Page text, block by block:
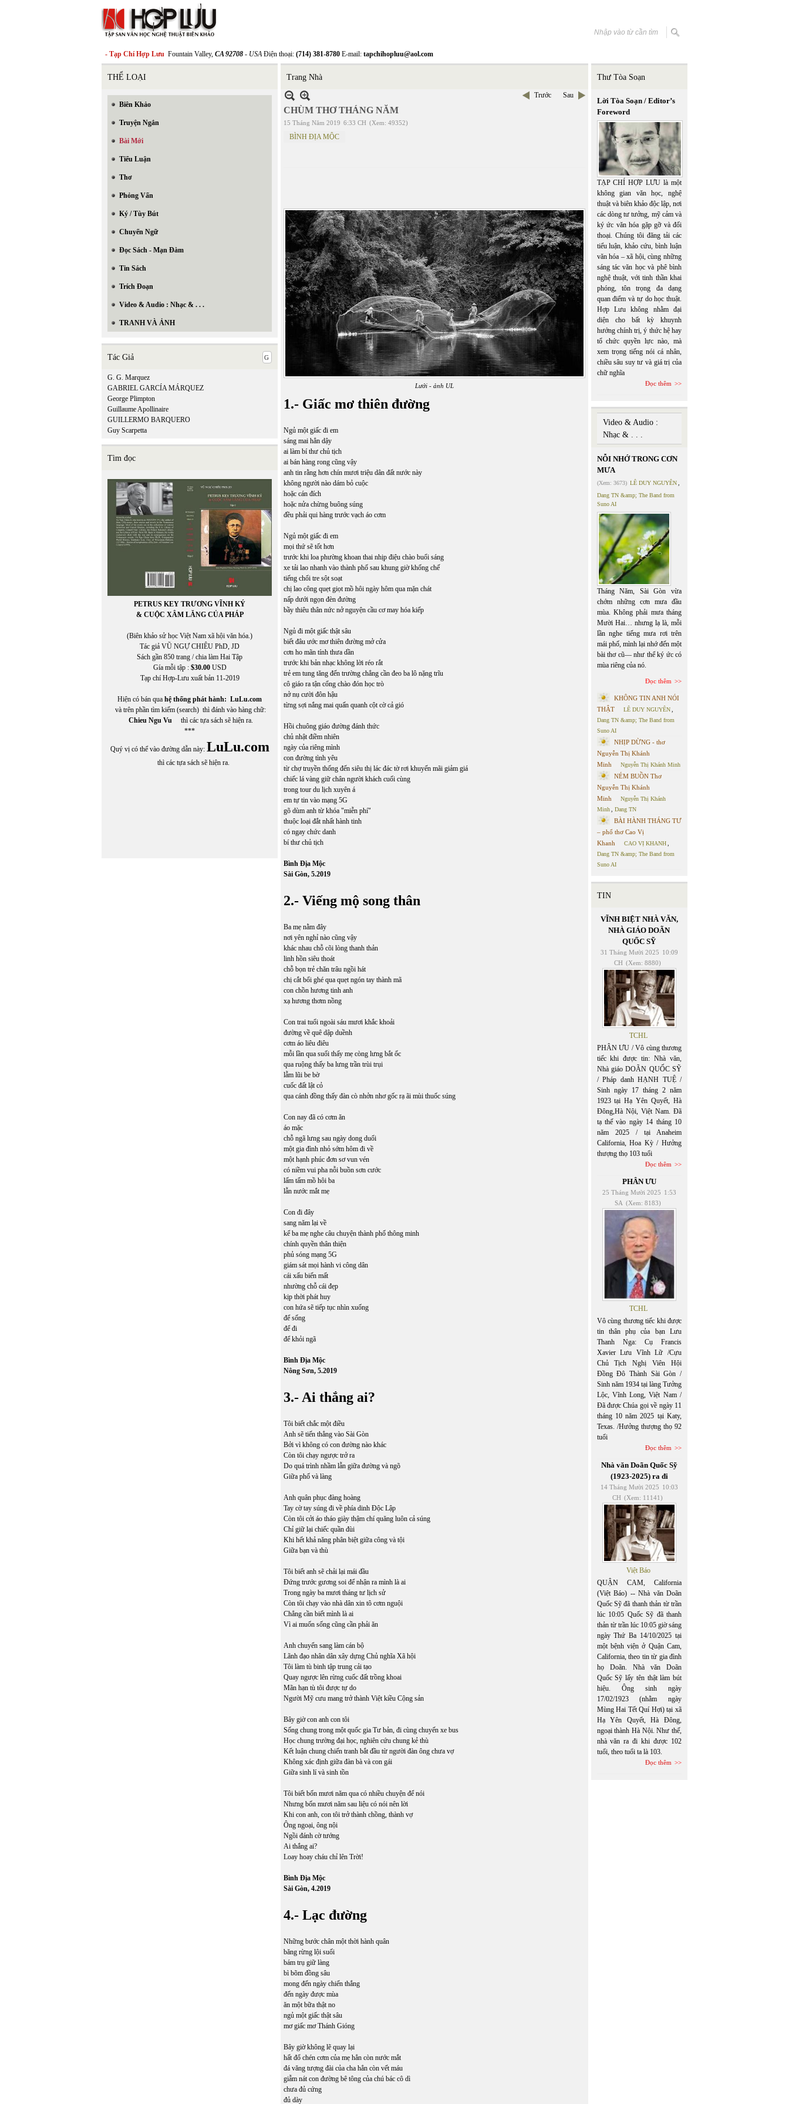
- Tạp Chí Hợp Lưu Fountain Valley, CA 92708 - USAĐiện thoại: (714) 381-8780 E-mail: tapchihopluu@aol.com
THỂ LOẠI
Biên Khảo
Truyện Ngắn
Bài Mới
Tiểu Luận
Thơ
Phỏng Vấn
Ký / Tùy Bút
Chuyển Ngữ
Đọc Sách - Mạn Đàm
Tin Sách
Trích Đoạn
Video & Audio : Nhạc & . . .
TRANH VÀ ẢNH
Tác Giả
G. G. Marquez
GABRIEL GARCÍA MÁRQUEZ
George Plimpton
Guillaume Apollinaire
GUILLERMO BARQUERO
Guy Scarpetta
Tìm đọc
PETRUS KEY TRƯƠNG VĨNH KÝ
& CUỘC XÂM LĂNG CỦA PHÁP
(Biên khảo sử học Việt Nam xã hội văn hóa.)
Tác giả VŨ NGỰ CHIÊU PhD, JD
Sách gần 850 trang / chia làm Hai Tập
Gía mỗi tập : $30.00USD
Tạp chí Hợp-Lưu xuất bản 11-2019
Hiện có bán qua hệ thống phát hành: LuLu.com
và trên phần tìm kiếm (search) thì đánh vào hàng chữ:
Chieu Ngu Vu thì các tựa sách sẽ hiện ra.
***
Quý vị có thể vào đường dẫn này: LuLu.com
thì các tựa sách sẽ hiện ra.
Trang Nhà
Trước Sau
CHÙM THƠ THÁNG NĂM
15 Tháng Năm 2019 6:33 CH (Xem: 49352)
BÌNH ĐỊA MỘC
Lưới - ảnh UL
1.- Giấc mơ thiên đường
Ngủ một giấc đi em
sáng mai hẳn dậy
ai làm bí thư chủ tịch
ai bán hàng rong cũng vậy
anh tin rằng hơn chín mươi triệu dân đất nước này
không người nào dám bỏ cuộc
hoặc cán đích
hoặc nửa chừng buông súng
đều phải qui hàng trước vạch áo cơm
Ngủ một giấc đi em
mọi thứ sẽ tốt hơn
trước khi loa phường khoan thai nhịp điệu chào buổi sáng
xe tải lao nhanh vào thành phố sau khung giờ khống chế
tiếng chổi tre sột soạt
chị lao công quẹt giọt mồ hôi ngày hôm qua mặn chát
nấp dưới ngọn đèn đường
bầy thiêu thân nức nở nguyện cầu cơ may hóa kiếp
Ngủ đi một giấc thật sâu
biết đâu ước mơ thiên đường mở cửa
cơn ho mãn tính thưa dần
trước khi bản nhạc không lời réo rắt
trẻ em tung tăng đến trường chẳng cần đeo ba lô nặng trĩu
cô giáo ra tận cổng chào đón học trò
nở nụ cười đôn hậu
từng sợi nắng mai quấn quanh cột cờ cả gió
Hồi chuông giáo đường đánh thức
chủ nhật điềm nhiên
ngày của riêng mình
con đường tình yêu
từ chợ truyền thống đến siêu thị lác đác tờ rơi khuyến mãi giảm giá
chiếc lá vàng giữ chân người khách cuối cùng
trong tour du lịch xuyên á
em tự tin vào mạng 5G
gõ dùm anh từ khóa "miễn phí"
thuộc loại đắt nhất hành tinh
có ngay chức danh
bí thư chủ tịch
Bình Địa Mộc
Sài Gòn, 5.2019
2.- Viếng mộ song thân
Ba mẹ nằm đây
nơi yên nghỉ nào cũng vậy
khác nhau chỗ cõi lòng thanh thản
linh hồn siêu thoát
chỗ bọn trẻ chăn trâu ngồi hát
chị cắt bổi ghé qua quẹt ngón tay thành mã
con chồn hương tinh anh
xạ hương thơm nồng
Con trai tuổi ngoài sáu mươi khắc khoải
đường về quê dập duềnh
cơm áo liêu điêu
mỗi lần qua suối thấy mẹ còng lưng bắt ốc
qua ruộng thấy ba lưng trần trùi trụi
lẫm lũi be bờ
cuốc đất lật cỏ
qua cánh đồng thấy đàn cò nhởn nhơ gốc rạ ãi mùi thuốc súng
Con nay đã có cơm ăn
áo mặc
chỗ ngã lưng sau ngày dong duổi
một gia đình nhỏ sớm hôm đi về
một hạnh phúc đơn sơ vun vén
có niềm vui pha nỗi buồn sơn cước
lấm tấm mồ hôi ba
lẫn nước mắt mẹ
Con đi đây
sang năm lại về
kể ba mẹ nghe câu chuyện thành phố thông minh
chính quyền thân thiện
phủ sóng mạng 5G
giám sát mọi hành vi công dân
cái xấu biến mất
nhường chỗ cái đẹp
kịp thời phát huy
con hứa sẽ tiếp tục nhìn xuống
để sống
để đi
để khỏi ngã
Bình Địa Mộc
Nông Sơn, 5.2019
3.- Ai thắng ai?
Tôi biết chắc một điều
Anh sẽ tiến thẳng vào Sài Gòn
Bởi vì không có con đường nào khác
Còn tôi chạy ngược trở ra
Do quá trình nhầm lẫn giữa đường và ngõ
Giữa phố và làng
Anh quân phục đàng hoàng
Tay cờ tay súng đi về phía dinh Độc Lập
Còn tôi cởi áo tháo giày thậm chí quăng luôn cả súng
Chỉ giữ lại chiếc quần đùi
Khi hết khả năng phân biệt giữa công và tội
Giữa bạn và thù
Tôi biết anh sẽ chải lại mái đầu
Đứng trước gương soi để nhận ra mình là ai
Trong ngày ba mươi tháng tư lịch sử
Còn tôi chạy vào nhà dân xin tô cơm nguội
Chẳng cần biết mình là ai
Vì ai muốn sống cũng cần phải ăn
Anh chuyển sang làm cán bộ
Lãnh đạo nhân dân xây dựng Chủ nghĩa Xã hội
Tôi làm tù binh tập trung cải tạo
Quay ngược lên rừng cuốc đất trồng khoai
Mãn hạn tù tôi được tự do
Người Mỹ cưu mang trở thành Việt kiều Cộng sản
Bây giờ con anh con tôi
Sống chung trong một quốc gia Tư bản, đi cùng chuyến xe bus
Học chung trường đại học, nghiên cứu chung kẻ thù
Kết luận chung chiến tranh bắt đầu từ người đàn ông chưa vợ
Không xác định giữa đàn bà và con gái
Giữa sinh lí và sinh tồn
Tôi biết bốn mươi năm qua có nhiều chuyện để nói
Nhưng bốn mươi năm sau liệu có nói nên lời
Khi con anh, con tôi trở thành chồng, thành vợ
Ông ngoại, ông nội
Ngồi đánh cờ tướng
Ai thắng ai?
Loay hoay cháu chỉ lên Trời!
Bình Địa Mộc
Sài Gòn, 4.2019
4.- Lạc đường
Những bước chân một thời hành quân
băng rừng lội suối
bám trụ giữ làng
bì bõm đồng sâu
mong đến ngày chiến thắng
đến ngày được mùa
ăn một bữa thật no
ngủ một giấc thật sâu
mơ giấc mơ Thánh Gióng
Bây giờ không lẽ quay lại
hất đổ chén cơm của mẹ hẳn còn nước mắt
đá văng tượng đài của cha hẳn còn vết máu
giẫm nát con đường bê tông của chú bác cô dì
chưa đủ cứng
đủ dày
Thư Tòa Soạn
Lời Tòa Soạn / Editor’s
Foreword
TẠP CHÍ HỢP LƯU là một
không gian văn học, nghệ
thuật và biên khảo độc lập, nơi
các dòng tư tưởng, mỹ cảm và
ký ức văn hóa gặp gỡ và đối
thoại. Chúng tôi đăng tải các
tiểu luận, khảo cứu, bình luận
văn hóa – xã hội, cùng những
sáng tác văn học và phê bình
nghệ thuật, với tinh thần khai
phóng, tôn trọng đa dạng
quan điểm và tự do học thuật.
Hợp Lưu không nhằm đại
diện cho bất kỳ khuynh
hướng chính trị, ý thức hệ hay
tổ chức quyền lực nào, mà
xem trọng tiếng nói cá nhân,
chiều sâu suy tư và giá trị của
chữ nghĩa
Đọc thêm
Video & Audio :
Nhạc & . . .
NỖI NHỚ TRONG CƠN
MƯA
(Xem: 3673) LÊ DUY NGUYÊN
Dang TN &amp; The Band from
Suno AI
Tháng Năm, Sài Gòn vừa
chớm những cơn mưa đầu
mùa. Không phải mưa tháng
Mười Hai… nhưng lạ là, mỗi
lần nghe tiếng mưa rơi trên
mái phố, mình lại nhớ đến một
bài thơ cũ— như thể ký ức có
mùa riêng của nó.
Đọc thêm
KHÔNG TIN ANH NÓI
THẬT
LÊ DUY NGUYÊN
Dang TN &amp; The Band from
Suno AI
NHỊP DỪNG - thơ
Nguyễn Thị Khánh
Minh
Nguyễn Thị Khánh Minh
NÉM BUỒN Thơ
Nguyễn Thị Khánh
Minh
Nguyễn Thị Khánh
Minh
Dang TN
BÀI HÀNH THÁNG TƯ
– phổ thơ Cao Vị
Khanh
CAO VỊ KHANH
Dang TN &amp; The Band from
Suno AI
TIN
VĨNH BIỆT NHÀ VĂN,
NHÀ GIÁO DOÃN
QUỐC SỸ
31 Tháng Mười 2025 10:09
CH (Xem: 8880)
TCHL
PHÂN ƯU / Vô cùng thương
tiếc khi được tin: Nhà văn,
Nhà giáo DOÃN QUỐC SỸ
/ Pháp danh HẠNH TUỆ /
Sinh ngày 17 tháng 2 năm
1923 tại Hạ Yên Quyết, Hà
Đông,Hà Nội, Việt Nam. Đã
tạ thế vào ngày 14 tháng 10
năm 2025 / tại Anaheim
California, Hoa Kỳ / Hưởng
thượng thọ 103 tuổi
Đọc thêm
PHÂN ƯU
25 Tháng Mười 2025 1:53
SA (Xem: 8183)
TCHL
Vô cùng thương tiếc khi được
tin thân phụ của bạn Lưu
Thanh Nga: Cụ Francis
Xavier Lưu Vĩnh Lữ /Cựu
Chủ Tịch Nghị Viên Hội
Đồng Đô Thành Sài Gòn /
Sinh năm 1934 tại làng Tưởng
Lộc, Vĩnh Long, Việt Nam /
Đã được Chúa gọi về ngày 11
tháng 10 năm 2025 tại Katy,
Texas. /Hưởng thượng thọ 92
tuổi
Đọc thêm
Nhà văn Doãn Quốc Sỹ
(1923-2025) ra đi
14 Tháng Mười 2025 10:03
CH (Xem: 11141)
Việt Báo
QUẬN CAM, California
(Việt Báo) -- Nhà văn Doãn
Quốc Sỹ đã thanh thản từ trần
lúc 10:05 Quốc Sỹ đã thanh
thản từ trần lúc 10:05 giờ sáng
ngày Thứ Ba 14/10/2025 tại
một bệnh viện ở Quận Cam,
California, theo tin từ gia đình
họ Doãn. Nhà văn Doãn
Quốc Sỹ lấy tên thật làm bút
hiệu. Ông sinh ngày
17/02/1923 (nhằm ngày
Mùng Hai Tết Quí Hợi) tại xã
Hạ Yên Quyết, Hà Đông,
ngoại thành Hà Nội. Như thế,
nhà văn ra đi khi được 102
tuổi, theo tuổi ta là 103.
Đọc thêm